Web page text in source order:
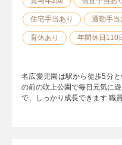
住宅手当あり 通勤手当
育休あり 年間休日110
名広愛児園は駅から徒歩5分
の前の吹上公園で毎日元気に
で、しっかり成長できます 職